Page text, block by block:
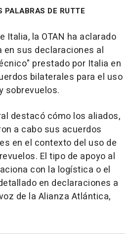
DE RUTTE
Italia, la OTAN ha aclarado
en sus declaraciones al
prestado por Italia en
bilaterales para el uso
sobrevuelos.
destacó cómo los aliados,
a cabo sus acuerdos
en el contexto del uso de
El tipo de apoyo al
con la logística o el
en declaraciones a
de la Alianza Atlántica,